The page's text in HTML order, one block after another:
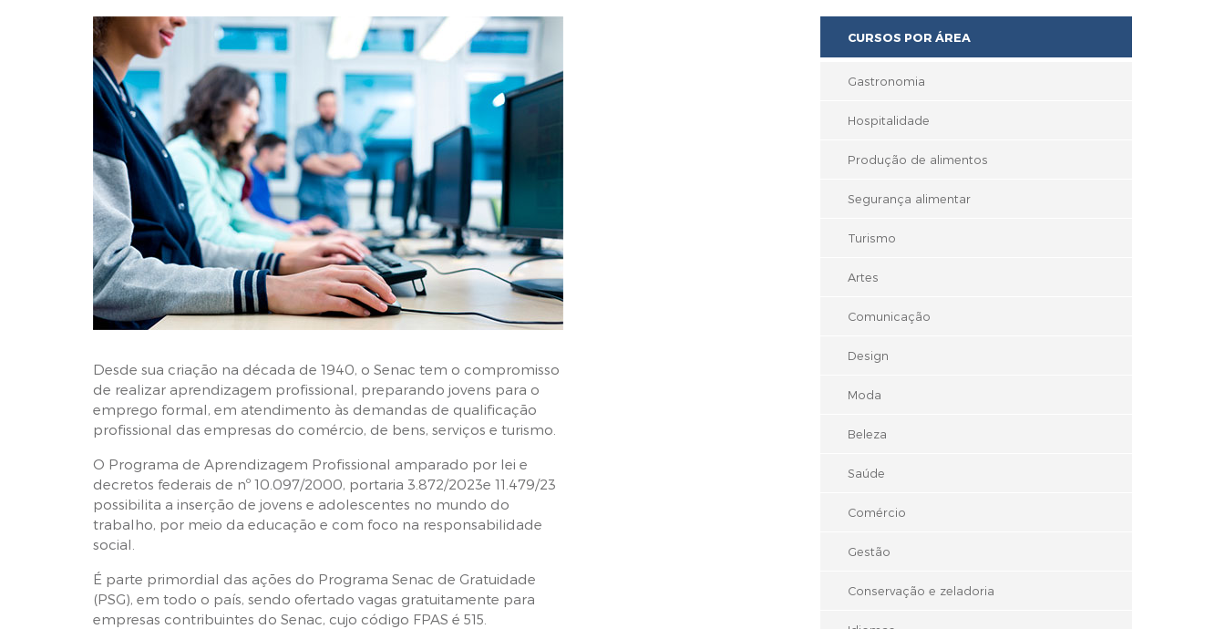
Desde sua criação na década de 1940, o Senac tem o compromisso
de realizar aprendizagem profissional, preparando jovens para o
emprego formal, em atendimento às demandas de qualificação
profissional das empresas do comércio, de bens, serviços e turismo.
O Programa de Aprendizagem Profissional amparado por lei e
decretos federais de nº 10.097/2000, portaria 3.872/2023e 11.479/23
possibilita a inserção de jovens e adolescentes no mundo do
trabalho, por meio da educação e com foco na responsabilidade
social.
É parte primordial das ações do Programa Senac de Gratuidade
(PSG), em todo o país, sendo ofertado vagas gratuitamente para
empresas contribuintes do Senac, cujo código FPAS é 515.
CURSOS POR ÁREA
Gastronomia
Hospitalidade
Produção de alimentos
Segurança alimentar
Turismo
Artes
Comunicação
Design
Moda
Beleza
Saúde
Comércio
Gestão
Conservação e zeladoria